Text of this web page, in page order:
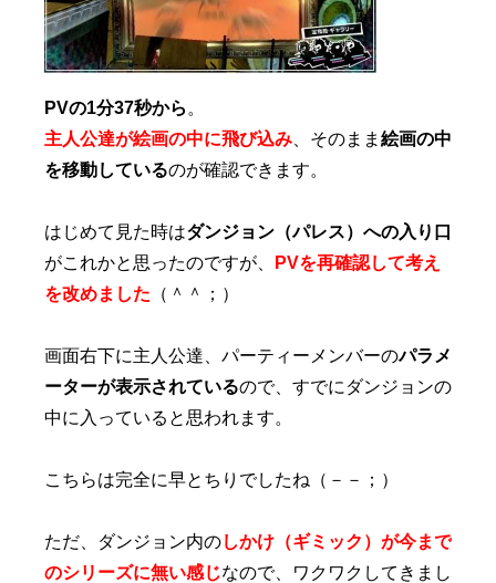
PVの1分37秒から 。
主人公達が絵画の中に飛び込み 、そのまま 絵画の中
を移動しているのが確認できます。
はじめて見た時はダンジョン（パレス）への入り口
がこれかと思ったのですが、
PVを再確認して考え
を改めました （＾＾；）
画面右下に主人公達、パーティーメンバーのパラメ
ーターが表示されているので、すでにダンジョンの
中に入っていると思われます。
こちらは完全に早とちりでしたね（－－；）
ただ、ダンジョン内のしかけ（ギミック）が今まで
のシリーズに無い感じなので、ワクワクしてきまし